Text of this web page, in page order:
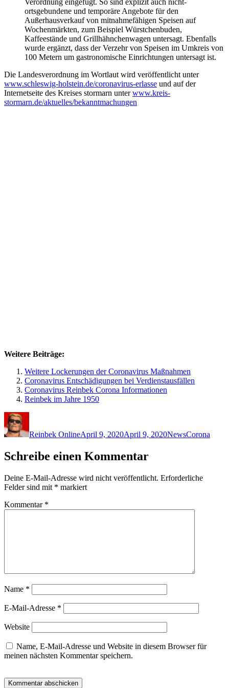
ortsgebundene und temporäre Angebote für den
Außerhausverkauf von mitnahmefähigen Speisen auf
Wochenmärkten, zum Beispiel Würstchenbuden,
Kaffeestände und Grillhähnchenwagen untersagt. Ebenfalls
wurde ergänzt, dass der Verzehr von Speisen im Umkreis von
100 Metern um gastronomische Einrichtungen untersagt ist.
Die Landesverordnung im Wortlaut wird veröffentlicht unter
www.schleswig-holstein.de/coronavirus-erlasse und auf der
Internetseite des Kreises stormarn unterwww.kreis-
stormarn.de/aktuelles/bekanntmachungen
Weitere Beiträge:
Weitere Lockerungen der Coronavirus Maßnahmen
Coronavirus Entschädigungen bei Verdienstausfällen
Coronavirus Reinbek Corona Informationen
Reinbek im Jahre 1950
Reinbek OnlineApril 9, 2020April 9, 2020NewsCorona
Schreibe einen Kommentar
Deine E-Mail-Adresse wird nicht veröffentlicht. Erforderliche
Felder sind mit * markiert
Kommentar *
Name *
E-Mail-Adresse *
Website
Name, E-Mail-Adresse und Website in diesem Browser für
meinen nächsten Kommentar speichern.